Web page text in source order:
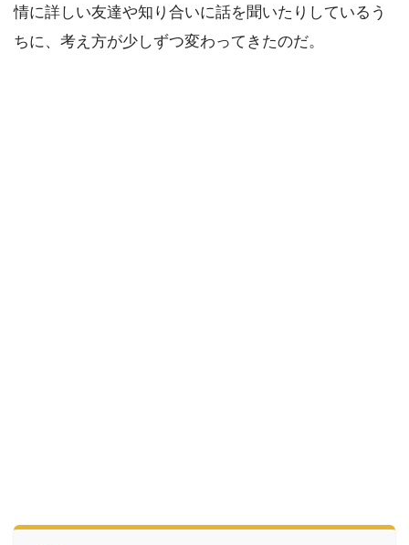
情に詳しい友達や知り合いに話を聞いたりしているう
ちに、考え方が少しずつ変わってきたのだ。